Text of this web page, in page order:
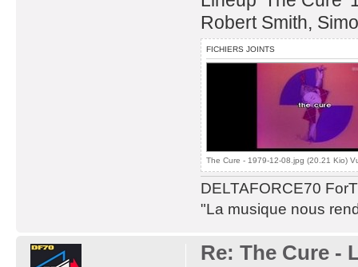
Robert Smith,
FICHIERS JOINTS
The Cure - 1979-12-08.jpg (20.21 Kio)
DELTAFORCE70
"La musique nous
Re: The Cure -